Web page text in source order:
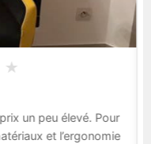
★
un peu élevé. Pour
et l’ergonomie